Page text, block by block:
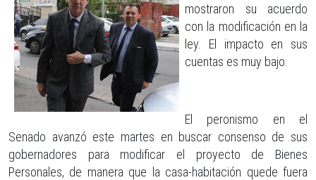
mostraron su acuerdo
con la modificación en la
ley. El impacto en sus
cuentas es muy bajo.
El peronismo en el
Senado avanzó este martes en buscar consenso de sus
gobernadores para modificar el proyecto de Bienes
Personales, de manera que la casa-habitación quede fuera